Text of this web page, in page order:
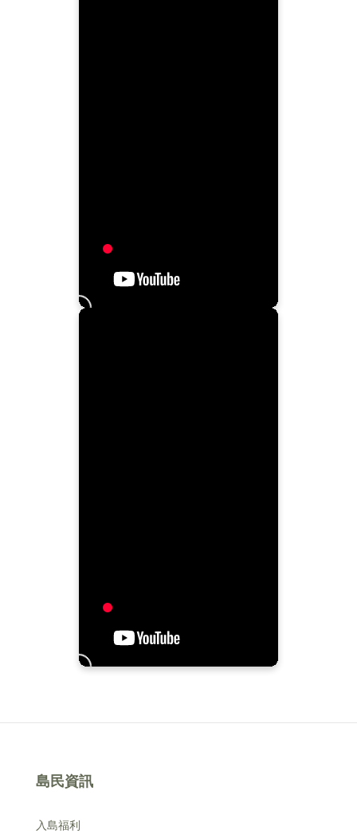
島民資訊
入島福利